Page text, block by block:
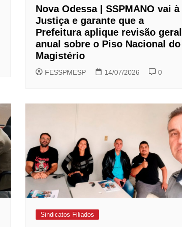
Nova Odessa | SSPMANO vai à
Justiça e garante que a
Prefeitura aplique revisão geral
anual sobre o Piso Nacional do
Magistério
FESSPMESP 14/07/2026 0
Sindicatos Filiados